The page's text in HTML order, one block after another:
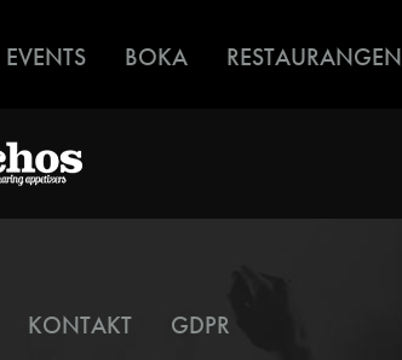
EVENTS BOKA RESTAURANGEN
KONTAKT GDPR